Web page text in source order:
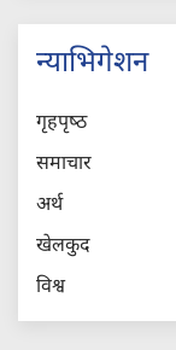
न्याभिगेशन
गृहपृष्‍ठ
समाचार
अर्थ
खेलकुद
विश्व